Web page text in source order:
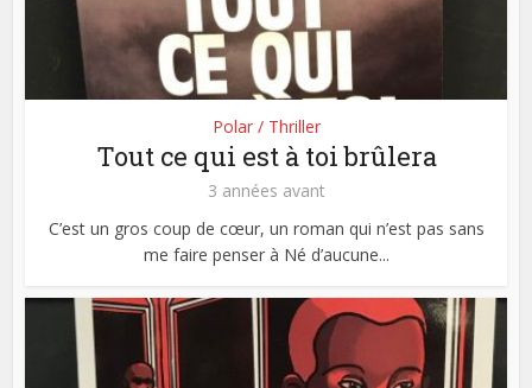
Polar / Thriller
Tout ce qui est à toi brûlera
3 années avant
C’est un gros coup de cœur, un roman qui n’est pas sans
me faire penser à Né d’aucune...